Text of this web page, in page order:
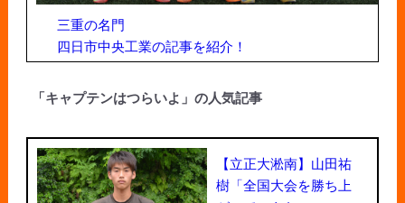
三重の名門
四日市中央工業の記事を紹介！
「キャプテンはつらいよ」の人気記事
【立正大淞南】山田祐
樹「全国大会を勝ち上